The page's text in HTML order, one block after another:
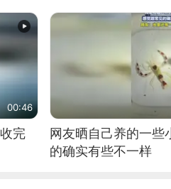
00:46
完
网友晒自己养的一些
的确实有些不一样